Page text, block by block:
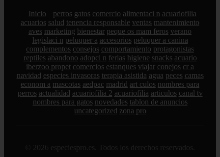
Inicio perros gatos comercio alimentaci n acuariofilia
acuarios salud tenencia responsable ventas mantenimiento
aves marketing bienestar peque os mam feros verano
legislaci n peluquer a accesorios peluquer a canina
complementos consejos comportamiento protagonistas
reptiles abandono adopci n ferias higiene snacks acuario
iberzoo propet comercios estanques viajar conejos cr a
navidad especies invasoras terapia asistida agua peces camas
econom a mascotas aedpac madrid art culos nombres para
perros actualidad acuariofilia 2 acuariofilia articulos canal tv
nombres para gatos novedades tablon de anuncios
uncategorized zona pro
© 2026 especiespro.es. Todos los derechos reservados.